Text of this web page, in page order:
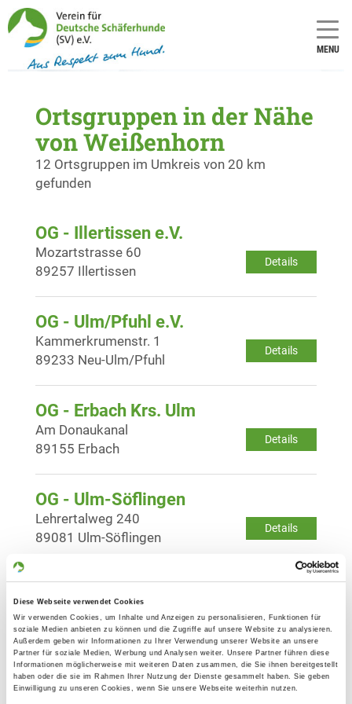
Diese Webseite verwendet Cookies
Wir verwenden Cookies, um Inhalte und Anzeigen zu personalisieren, Funktionen für
soziale Medien anbieten zu können und die Zugriffe auf unsere Website zu analysieren.
Außerdem geben wir Informationen zu Ihrer Verwendung unserer Website an unsere
Partner für soziale Medien, Werbung und Analysen weiter. Unsere Partner führen diese
Informationen möglicherweise mit weiteren Daten zusammen, die Sie ihnen bereitgestellt
haben oder die sie im Rahmen Ihrer Nutzung der Dienste gesammelt haben. Sie geben
Einwilligung zu unseren Cookies, wenn Sie unsere Webseite weiterhin nutzen.
MENU
Ortsgruppen in der Nähe
von Weißenhorn
12 Ortsgruppen im Umkreis von 20 km
gefunden
OG - Illertissen e.V.
Details
Mozartstrasse 60
89257 Illertissen
OG - Ulm/Pfuhl e.V.
Details
Kammerkrumenstr. 1
89233 Neu-Ulm/Pfuhl
OG - Erbach Krs. Ulm
Details
Am Donaukanal
89155 Erbach
OG - Ulm-Söflingen
Details
Lehrertalweg 240
89081 Ulm-Söflingen
OG - Ulm/Neu-Ulm gegr. 1910 e.V.
Details
Muthenhölzle 25
89231 Neu-Ulm
OG - Babenhausen e.V.
Ulmer Str. 28